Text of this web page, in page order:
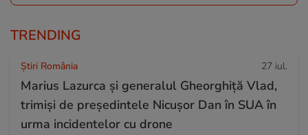
TRENDING
Știri România 27 iul.
Marius Lazurca și generalul Gheorghiță Vlad,
trimiși de președintele Nicușor Dan în SUA în
urma incidentelor cu drone